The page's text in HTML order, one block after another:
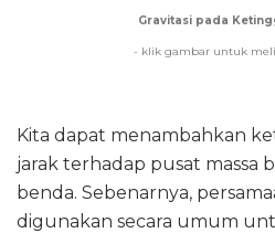
Gravitasi pada
- klik gambar untuk
Kita dapat menambahkan
jarak terhadap pusat massa
benda. Sebenarnya,
digunakan secara umum